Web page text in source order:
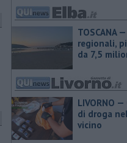
TOSCANA
regionali,
da 7,5
LIVORNO
di droga
vicino